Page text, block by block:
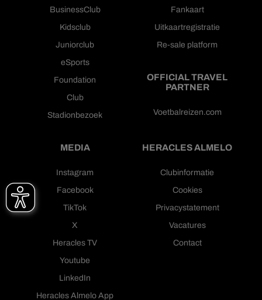
BusinessClub
Kidsclub
Juniorclub
eSports
Foundation
Club
Stadionbezoek
Fankaart
Uitkaartregistratie
Re-sale platform
OFFICIAL TRAVEL
PARTNER
Voetbalreizen.com
MEDIA
Instagram
Facebook
TikTok
X
Heracles TV
Youtube
LinkedIn
Heracles Almelo App
HERACLES ALMELO
Clubinformatie
Cookies
Privacystatement
Vacatures
Contact